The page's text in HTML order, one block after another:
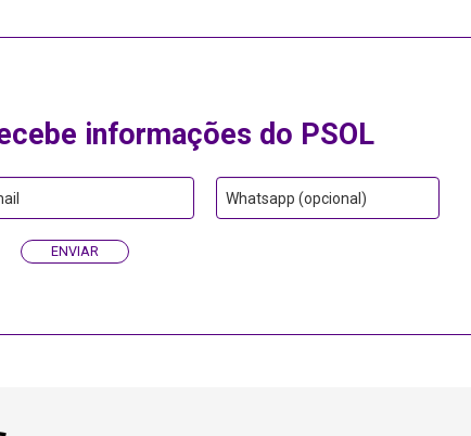
informações do PSOL
Whatsapp (opcional)
ENVIAR